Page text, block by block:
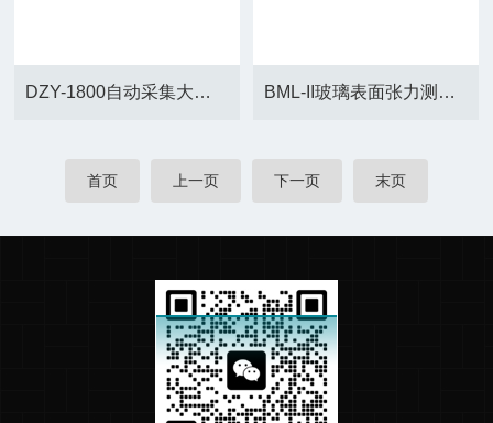
DZY-1800自动采集大规格陶瓷板平整度综合测定仪 BML-II玻璃表面张力测定仪（缩丝法）
首页 上一页 下一页 末页